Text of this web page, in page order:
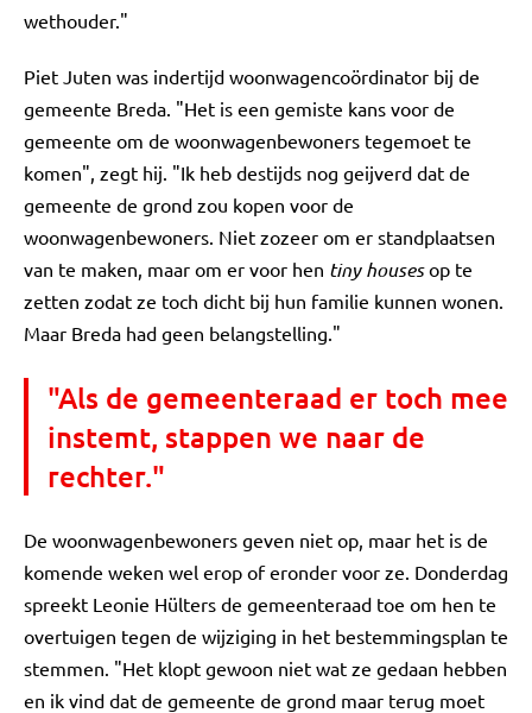
wethouder."
Piet Juten was indertijd woonwagencoördinator bij de
gemeente Breda. "Het is een gemiste kans voor de
gemeente om de woonwagenbewoners tegemoet te
komen", zegt hij. "Ik heb destijds nog geijverd dat de
gemeente de grond zou kopen voor de
woonwagenbewoners. Niet zozeer om er standplaatsen
van te maken, maar om er voor hen tiny housesop te
zetten zodat ze toch dicht bij hun familie kunnen wonen.
Maar Breda had geen belangstelling."
"Als de gemeenteraad er toch mee
instemt, stappen we naar de
rechter."
De woonwagenbewoners geven niet op, maar het is de
komende weken wel erop of eronder voor ze. Donderdag
spreekt Leonie Hülters de gemeenteraad toe om hen te
overtuigen tegen de wijziging in het bestemmingsplan te
stemmen. "Het klopt gewoon niet wat ze gedaan hebben
en ik vind dat de gemeente de grond maar terug moet